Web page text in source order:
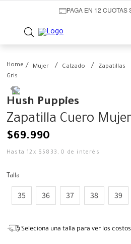
PAGA EN 12 CUOTAS
Mujer Calzado Zapatillas
Gris
Hush Puppies
Zapatilla Cuero
$69.990
Hasta12 x $ 5833 ,0 de interés
Talla
35 36 37 38 39
Seleciona una talla para ver los